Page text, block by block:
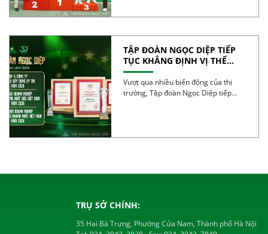
TẬP ĐOÀN NGỌC DIỆP TIẾP
TỤC KHẲNG ĐỊNH VỊ THẾ
TRONG TOP 50 DOANH
NGHIỆP TĂNG TRƯỞNG XUẤT
SẮC VIỆT NAM 2026
Vượt qua nhiều biến động của thị
trường, Tập đoàn Ngọc Diệp tiếp
TRỤ SỞ CHÍNH:
35 Hai Bà Trưng, Phường Cửa Nam, Thành phố Hà Nội